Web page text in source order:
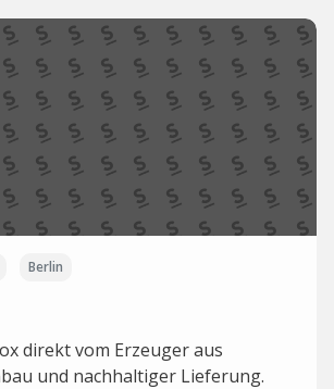
Berlin
direkt vom Erzeuger aus
und nachhaltiger Lieferung.